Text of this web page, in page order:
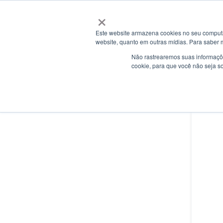
×
Este website armazena cookies no seu
website, quanto em outras mídias. Para
Não rastrearemos suas
cookie, para que você não seja